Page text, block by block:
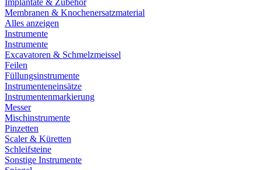
Implantate & Zubehör
Membranen & Knochenersatzmaterial
Alles anzeigen
Instrumente
Instrumente
Excavatoren & Schmelzmeissel
Feilen
Füllungsinstrumente
Instrumenteneinsätze
Instrumentenmarkierung
Messer
Mischinstrumente
Pinzetten
Scaler & Küretten
Schleifsteine
Sonstige Instrumente